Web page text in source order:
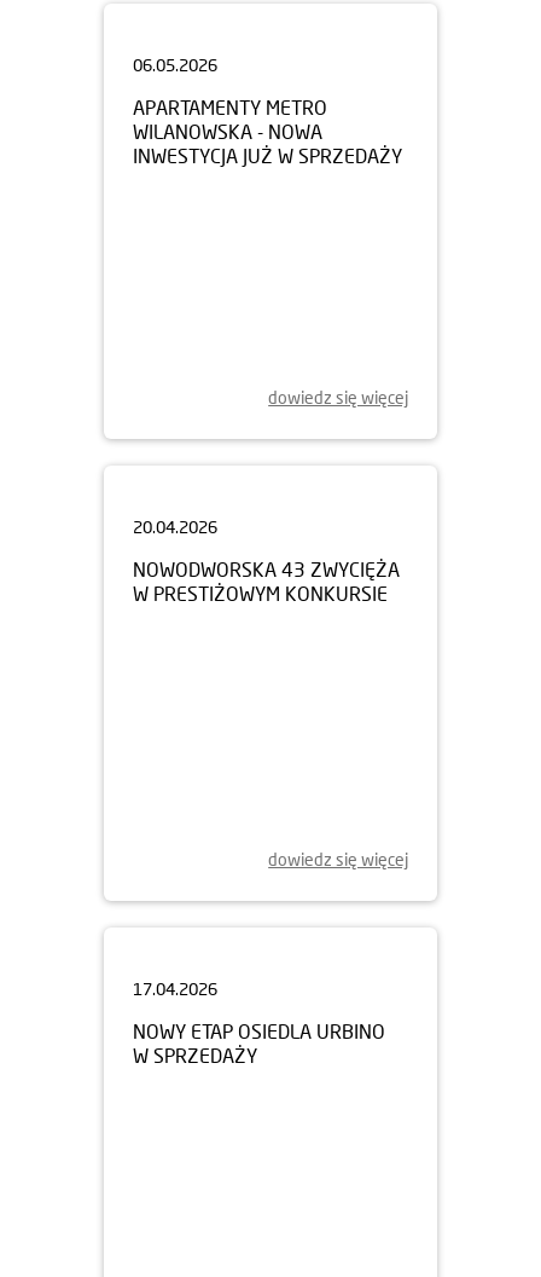
APARTAMENTY METRO
WILANOWSKA - NOWA
INWESTYCJA JUŻ W SPRZEDAŻY
dowiedz się więcej
NOWODWORSKA 43 ZWYCIĘŻA
W PRESTIŻOWYM KONKURSIE
dowiedz się więcej
NOWY ETAP OSIEDLA URBINO
W SPRZEDAŻY